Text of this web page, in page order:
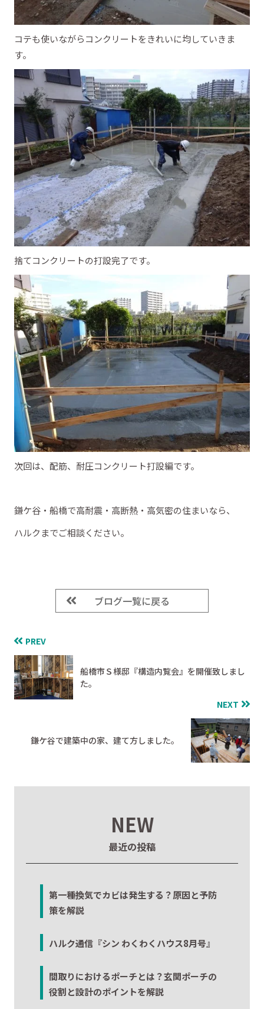
コテも使いながらコンクリートをきれいに均していきま
す。
捨てコンクリートの打設完了です。
次回は、配筋、耐圧コンクリート打設編です。
鎌ケ谷・船橋で高耐震・高断熱・高気密の住まいなら、
ハルクまでご相談ください。
ブログ一覧に戻る
PREV
船橋市Ｓ様邸『構造内覧会』を開催致しまし
た。
NEXT
鎌ケ谷で建築中の家、建て方しました。
NEW
最近の投稿
第一種換気でカビは発生する？原因と予防
策を解説
ハルク通信『シン わくわくハウス8月号』
間取りにおけるポーチとは？玄関ポーチの
役割と設計のポイントを解説